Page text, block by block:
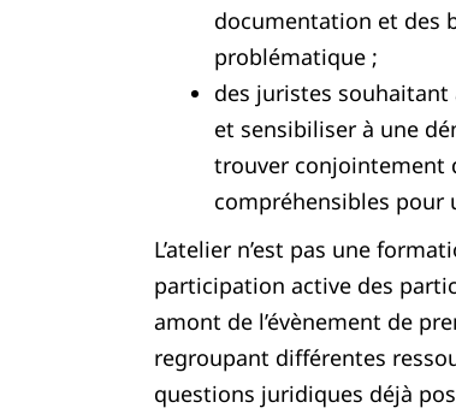
documentation et des
problématique ;
des juristes souhaitant
et sensibiliser à une
trouver conjointement
compréhensibles pour
L’atelier n’est pas une
participation active des
amont de l’évènement de
regroupant différentes
questions juridiques déjà